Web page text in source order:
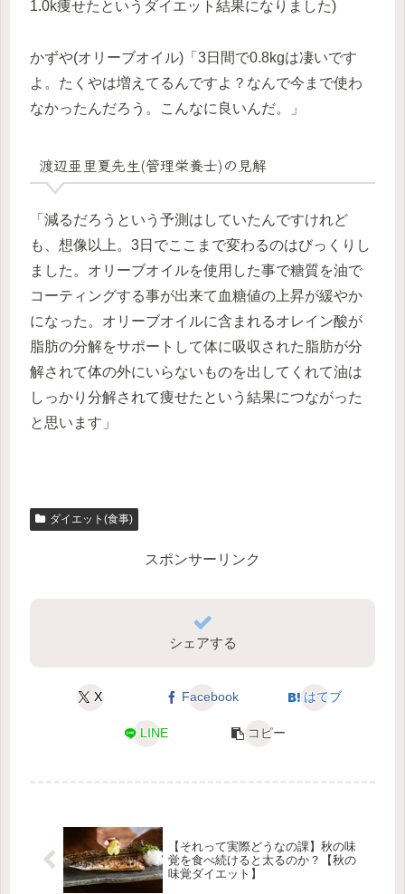
1.0k痩せたというダイエット結果になりました)
かずや(オリーブオイル)「3日間で0.8kgは凄いです
よ。たくやは増えてるんですよ？なんで今まで使わ
なかったんだろう。こんなに良いんだ。」
渡辺亜里夏先生(管理栄養士)の見解
「減るだろうという予測はしていたんですけれど
も、想像以上。3日でここまで変わるのはびっくりし
ました。オリーブオイルを使用した事で糖質を油で
コーティングする事が出来て血糖値の上昇が緩やか
になった。オリーブオイルに含まれるオレイン酸が
脂肪の分解をサポートして体に吸収された脂肪が分
解されて体の外にいらないものを出してくれて油は
しっかり分解されて痩せたという結果につながった
と思います」
ダイエット(食事)
スポンサーリンク
シェアする
X Facebook はてブ
LINE コピー
【それって実際どうなの課】秋の味
覚を食べ続けると太るのか？【秋の
味覚ダイエット】